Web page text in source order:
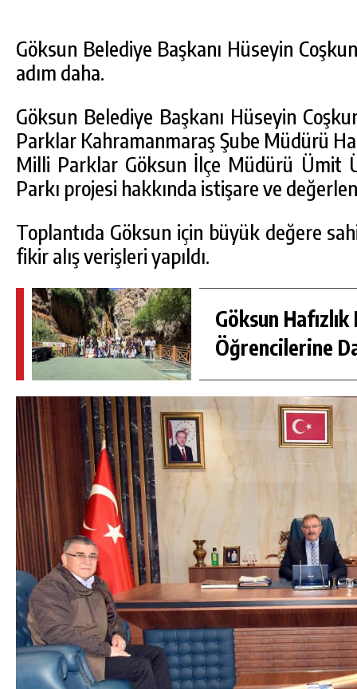
Göksun Belediye Başkanı Hüseyin
adım daha.
Göksun Belediye Başkanı Hüseyin
Parklar Kahramanmaraş Şube Müdürü
Milli Parklar Göksun İlçe Müdürü Ümit
Parkı projesi hakkında istişare ve
Toplantıda Göksun için büyük değere
fikir alış verişleri yapıldı.
Göksun Hafızlık
Öğrencilerine
GÜNLÜK HABER AKIŞI
GÖKSUN HAFIZLIK KIZ KUR’AN KURSU
ÖĞRENCILERINE DARENDE GEZISI.